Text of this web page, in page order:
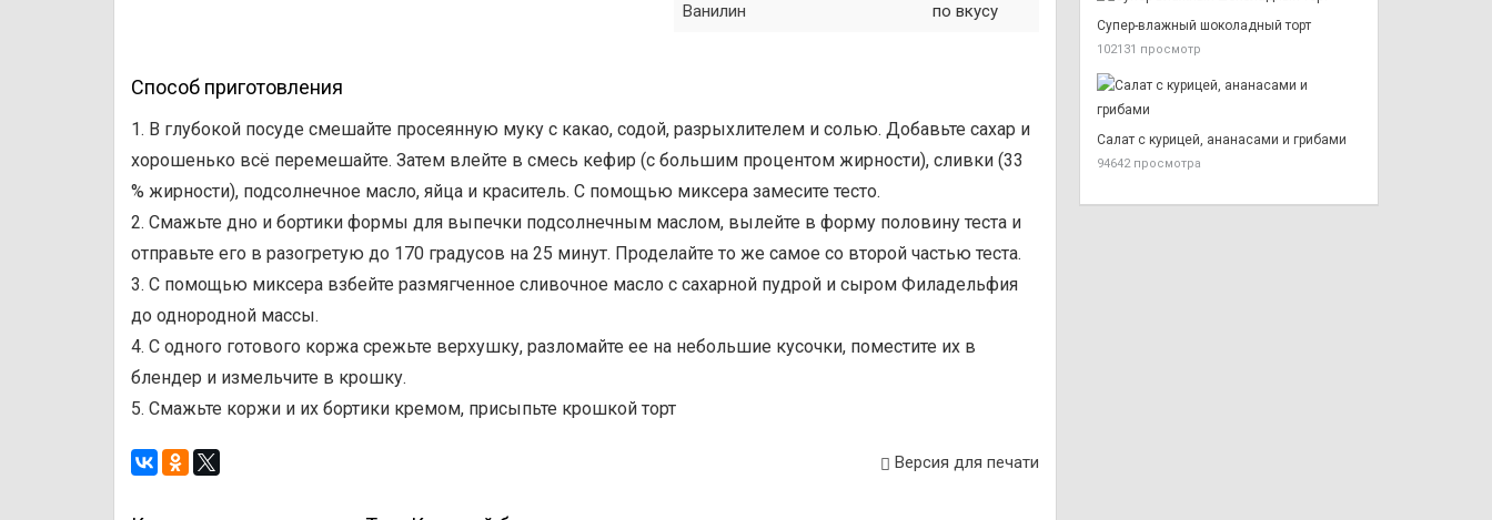
Ванилин по вкусу
Способ приготовления
1. В глубокой посуде смешайте просеянную муку с какао, содой, разрыхлителем и солью. Добавьте сахар и
хорошенько всё перемешайте. Затем влейте в смесь кефир (с большим процентом жирности), сливки (33
% жирности), подсолнечное масло, яйца и краситель. С помощью миксера замесите тесто.
2. Смажьте дно и бортики формы для выпечки подсолнечным маслом, вылейте в форму половину теста и
отправьте его в разогретую до 170 градусов на 25 минут. Проделайте то же самое со второй частью теста.
3. С помощью миксера взбейте размягченное сливочное масло с сахарной пудрой и сыром Филадельфия
до однородной массы.
4. С одного готового коржа срежьте верхушку, разломайте ее на небольшие кусочки, поместите их в
блендер и измельчите в крошку.
5. Смажьте коржи и их бортики кремом, присыпьте крошкой торт
Версия для печати
Супер-влажный шоколадный торт
102131 просмотр
Салат с курицей, ананасами и грибами
94642 просмотра